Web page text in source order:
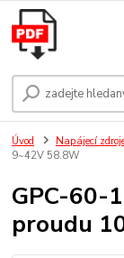
Úvod Napájecí
9~42V 58.8W
GPC-60-
proudu